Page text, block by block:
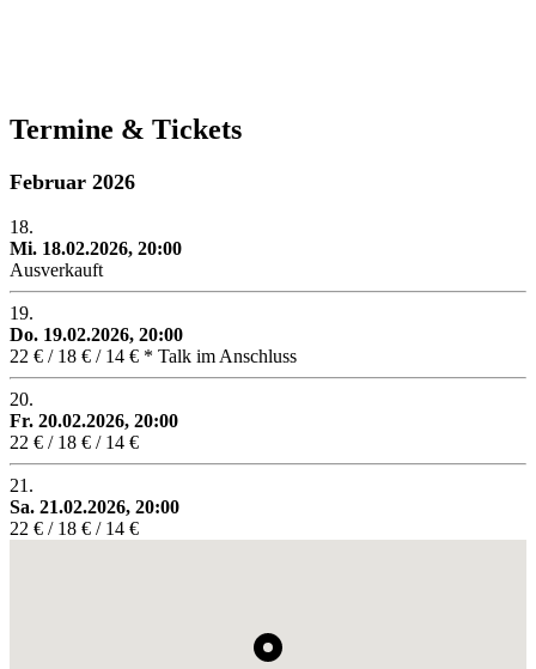
Termine & Tickets
Februar 2026
18.
Mi. 18.02.2026, 20:00
Ausverkauft
19.
Do. 19.02.2026, 20:00
22 € / 18 € / 14 € * Talk im Anschluss
20.
Fr. 20.02.2026, 20:00
22 € / 18 € / 14 €
21.
Sa. 21.02.2026, 20:00
22 € / 18 € / 14 €